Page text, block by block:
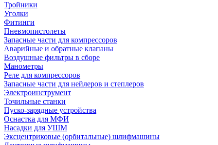
Тройники
Уголки
Фитинги
Пневмопистолеты
Запасные части для компрессоров
Аварийные и обратные клапаны
Воздушные фильтры в сборе
Манометры
Реле для компрессоров
Запасные части для нейлеров и степлеров
Электроинструмент
Точильные станки
Пуско-зарядные устройства
Оснастка для МФИ
Насадки для УШМ
Эксцентриковые (орбитальные) шлифмашины